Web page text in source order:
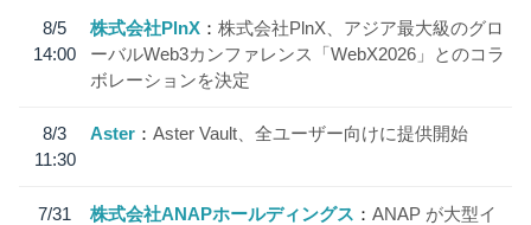
8/5
14:00
株式会社PlnX
株式会社PlnX、アジア最大級のグロ
ーバルWeb3カンファレンス「WebX2026」とのコラ
ボレーションを決定
8/3
11:30
Aster Aster Vault、全ユーザー向けに提供開始
7/31
株式会社ANAPホールディングス
ANAP が大型イ